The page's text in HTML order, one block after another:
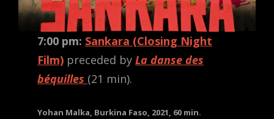
7:00 pm: Sankara (Closing Night
Film) preceded byLa danse des
béquilles (21 min).
Yohan Malka, Burkina Faso, 2021, 60 min.